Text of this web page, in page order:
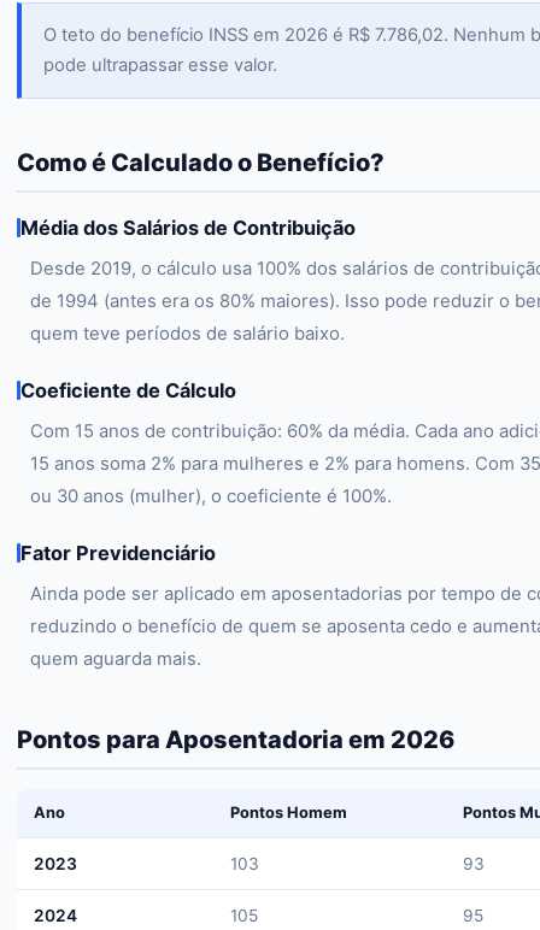
O teto do benefício INSS em 2026 é R$ 7.786,02. Nenhum
pode ultrapassar esse valor.
Como é Calculado o Benefício?
Média dos Salários de Contribuição
Desde 2019, o cálculo usa 100% dos salários de
de 1994 (antes era os 80% maiores). Isso pode reduzir o
quem teve períodos de salário baixo.
Coeficiente de Cálculo
Com 15 anos de contribuição: 60% da média. Cada ano
15 anos soma 2% para mulheres e 2% para homens. Com
ou 30 anos (mulher), o coeficiente é 100%.
Fator Previdenciário
Ainda pode ser aplicado em aposentadorias por tempo de
reduzindo o benefício de quem se aposenta cedo e
quem aguarda mais.
Pontos para Aposentadoria em 2026
Ano Pontos Homem Pontos
2023 103 93
2024 105 95